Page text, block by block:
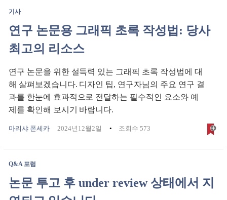
기사
연구 논문용 그래픽 초록 작성법: 당사
최고의 리소스
연구 논문을 위한 설득력 있는 그래픽 초록 작성법에 대
해 살펴보겠습니다. 디자인 팁, 연구자님의 주요 연구 결
과를 한눈에 효과적으로 전달하는 필수적인 요소와 예
제를 확인해 보시기 바랍니다.
마리샤 폰세카 2024년12월2일 조회수 573
Q&A 포럼
논문 투고 후 under review 상태에서 지